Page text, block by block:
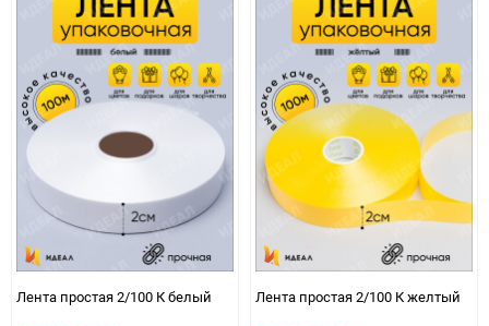
Количество в коробке
Единица измерения
Лента простая 2/100 К белый Лента простая 2/100 К желтый